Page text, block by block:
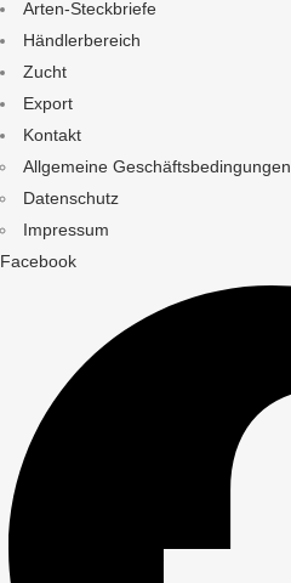
Arten-Steckbriefe
Händlerbereich
Zucht
Export
Kontakt
Allgemeine Geschäftsbedingungen
Datenschutz
Impressum
Facebook